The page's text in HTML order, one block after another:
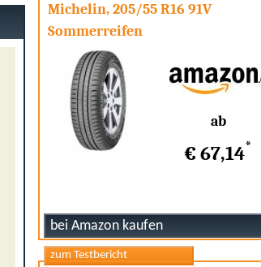
Michelin, 205/55 R16 91V
Sommerreifen
ab
€ 67,14*